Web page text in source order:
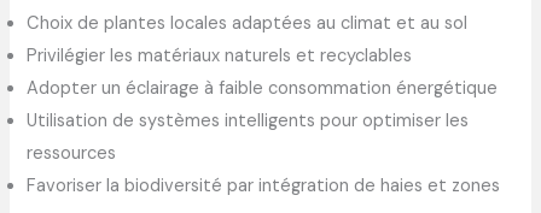
Choix de plantes locales adaptées au climat et au sol
Privilégier les matériaux naturels et recyclables
Adopter un éclairage à faible consommation énergétique
Utilisation de systèmes intelligents pour optimiser les
ressources
Favoriser la biodiversité par intégration de haies et zones